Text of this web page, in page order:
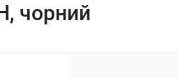
чорний